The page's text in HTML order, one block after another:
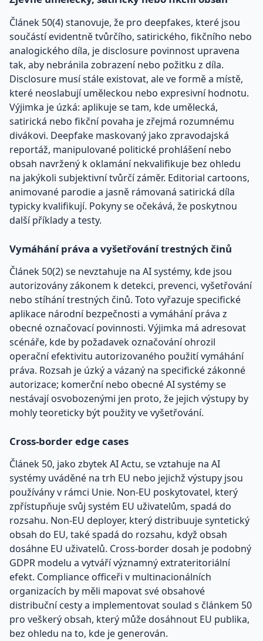
Článek 50(4) stanovuje, že pro deepfakes, které jsou
součástí evidentně tvůrčího, satirického, fikčního nebo
analogického díla, je disclosure povinnost upravena
tak, aby nebránila zobrazení nebo požitku z díla.
Disclosure musí stále existovat, ale ve formě a místě,
které neoslabují uměleckou nebo expresivní hodnotu.
Výjimka je úzká: aplikuje se tam, kde umělecká,
satirická nebo fikční povaha je zřejmá rozumnému
divákovi. Deepfake maskovaný jako zpravodajská
reportáž, manipulované politické prohlášení nebo
obsah navržený k oklamání nekvalifikuje bez ohledu
na jakýkoli subjektivní tvůrčí záměr. Editorial cartoons,
animované parodie a jasně rámovaná satirická díla
typicky kvalifikují. Pokyny se očekává, že poskytnou
další příklady a testy.
Vymáhání práva a vyšetřování trestných činů
Článek 50(2) se nevztahuje na AI systémy, kde jsou
autorizovány zákonem k detekci, prevenci, vyšetřování
nebo stíhání trestných činů. Toto vyřazuje specifické
aplikace národní bezpečnosti a vymáhání práva z
obecné označovací povinnosti. Výjimka má adresovat
scénáře, kde by požadavek označování ohrozil
operační efektivitu autorizovaného použití vymáhání
práva. Rozsah je úzký a vázaný na specifické zákonné
autorizace; komerční nebo obecné AI systémy se
nestávají osvobozenými jen proto, že jejich výstupy by
mohly teoreticky být použity ve vyšetřování.
Cross-border edge cases
Článek 50, jako zbytek AI Actu, se vztahuje na AI
systémy uváděné na trh EU nebo jejichž výstupy jsou
používány v rámci Unie. Non-EU poskytovatel, který
zpřístupňuje svůj systém EU uživatelům, spadá do
rozsahu. Non-EU deployer, který distribuuje syntetický
obsah do EU, také spadá do rozsahu, když obsah
dosáhne EU uživatelů. Cross-border dosah je podobný
GDPR modelu a vytváří významný extrateritoriální
efekt. Compliance officeři v multinacionálních
organizacích by měli mapovat své obsahové
distribuční cesty a implementovat soulad s článkem 50
pro veškerý obsah, který může dosáhnout EU publika,
bez ohledu na to, kde je generován.